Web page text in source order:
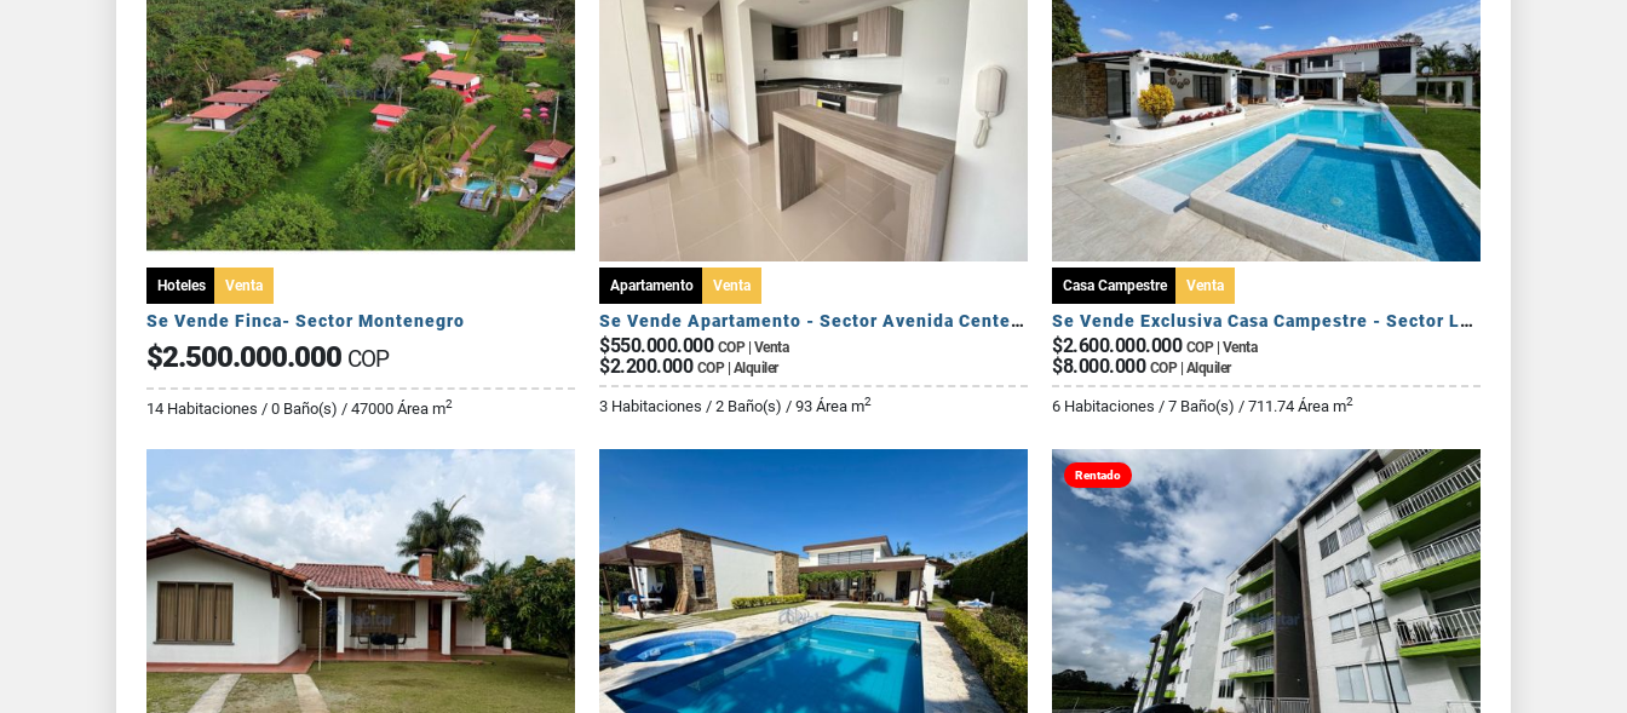
Hoteles Venta
Se Vende Finca- Sector Montenegro
$2.500.000.000 COP
14 Habitaciones / 0 Baño(s) / 47000 Área m2
Apartamento Venta
Se Vende Apartamento - Sector Avenida Centenario
$550.000.000 COP | Venta
$2.200.000 COP | Alquiler
3 Habitaciones / 2 Baño(s) / 93 Área m2
Casa Campestre Venta
Se Vende Exclusiva Casa Campestre - Sector La Tebaida
$2.600.000.000 COP | Venta
$8.000.000 COP | Alquiler
6 Habitaciones / 7 Baño(s) / 711.74 Área m2
Rentado